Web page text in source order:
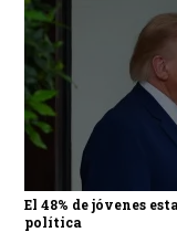
El 48% de jóvenes
política